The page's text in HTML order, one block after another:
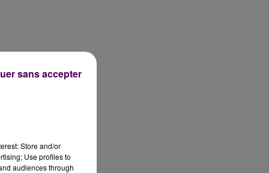
Store and/or
Use profiles to
audiences through
sans accepter